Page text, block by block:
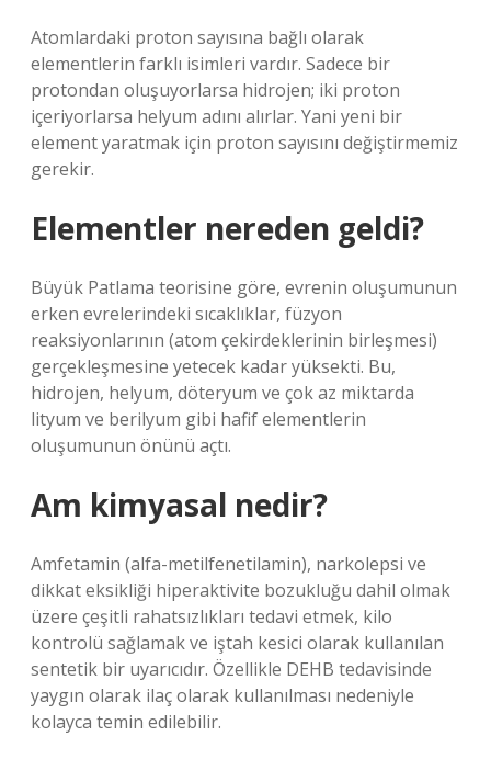
Atomlardaki proton sayısına bağlı olarak
elementlerin farklı isimleri vardır. Sadece bir
protondan oluşuyorlarsa hidrojen; iki proton
içeriyorlarsa helyum adını alırlar. Yani yeni bir
element yaratmak için proton sayısını değiştirmemiz
gerekir.
Elementler nereden geldi?
Büyük Patlama teorisine göre, evrenin oluşumunun
erken evrelerindeki sıcaklıklar, füzyon
reaksiyonlarının (atom çekirdeklerinin birleşmesi)
gerçekleşmesine yetecek kadar yüksekti. Bu,
hidrojen, helyum, döteryum ve çok az miktarda
lityum ve berilyum gibi hafif elementlerin
oluşumunun önünü açtı.
Am kimyasal nedir?
Amfetamin (alfa-metilfenetilamin), narkolepsi ve
dikkat eksikliği hiperaktivite bozukluğu dahil olmak
üzere çeşitli rahatsızlıkları tedavi etmek, kilo
kontrolü sağlamak ve iştah kesici olarak kullanılan
sentetik bir uyarıcıdır. Özellikle DEHB tedavisinde
yaygın olarak ilaç olarak kullanılması nedeniyle
kolayca temin edilebilir.